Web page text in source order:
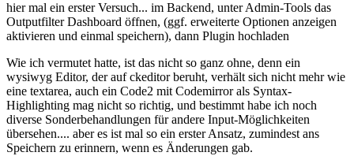
hier mal ein erster Versuch... im Backend, unter Admin-Tools das
Outputfilter Dashboard öffnen, (ggf. erweiterte Optionen anzeigen
aktivieren und einmal speichern), dann Plugin hochladen
Wie ich vermutet hatte, ist das nicht so ganz ohne, denn ein
wysiwyg Editor, der auf ckeditor beruht, verhält sich nicht mehr wie
eine textarea, auch ein Code2 mit Codemirror als Syntax-
Highlighting mag nicht so richtig, und bestimmt habe ich noch
diverse Sonderbehandlungen für andere Input-Möglichkeiten
übersehen.... aber es ist mal so ein erster Ansatz, zumindest ans
Speichern zu erinnern, wenn es Änderungen gab.